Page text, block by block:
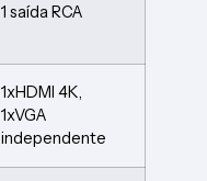
1 saída RCA
1xHDMI 4K,
1xVGA
independente